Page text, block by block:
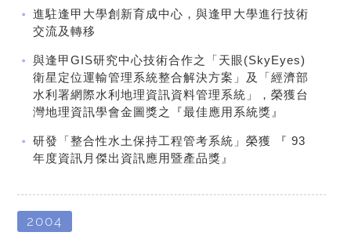
進駐逢甲大學創新育成中心，與逢甲大學進行技術
交流及轉移
與逢甲GIS研究中心技術合作之「天眼(SkyEyes)
衛星定位運輸管理系統整合解決方案」及「經濟部
水利署網際水利地理資訊資料管理系統」，榮獲台
灣地理資訊學會金圖獎之『最佳應用系統獎』
研發「整合性水土保持工程管考系統」榮獲 『 93
年度資訊月傑出資訊應用暨產品獎』
2004